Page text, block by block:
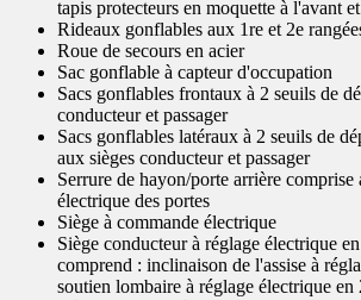
tapis protecteurs en moquette à l'avant
Rideaux gonflables aux 1re et 2e
Roue de secours en acier
Sac gonflable à capteur d'occupation
Sacs gonflables frontaux à 2 seuils de
conducteur et passager
Sacs gonflables latéraux à 2 seuils de
aux sièges conducteur et passager
Serrure de hayon/porte arrière
électrique des portes
Siège à commande électrique
Siège conducteur à réglage électrique
comprend : inclinaison de l'assise à
soutien lombaire à réglage électrique en